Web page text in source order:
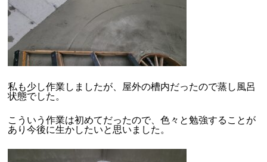
私も少し作業しましたが、屋外の槽内だったので蒸し風呂
状態でした。
こういう作業は初めてだったので、色々と勉強することが
あり今後に生かしたいと思いました。